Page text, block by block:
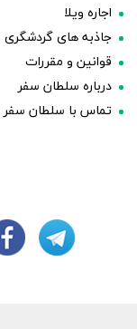
اجاره ویلا
جاذبه های گردشگری
قوانین و مقررات
درباره سلطان سفر
تماس با سلطان سفر